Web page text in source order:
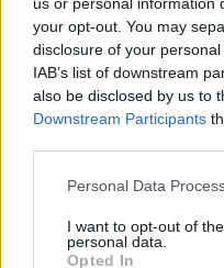
your opt-out. You may
disclosure of your
IAB’s list of downstream
also be disclosed by us to
Downstream Participants
Please note that this
not limited to your visit or
grant or deny consent to
Personal Data
I want to opt-out of
personal data.
Opted In
provvisorio a
Allarme
bussano alle
Notre-Dame
al Molo Brin è